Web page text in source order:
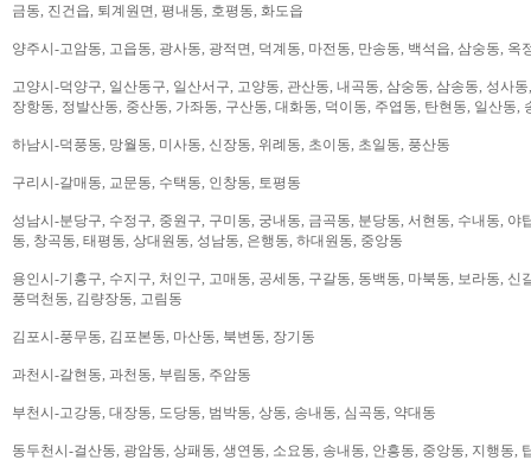
금동, 진건읍, 퇴계원면, 평내동, 호평동, 화도읍
양주시-고암동, 고읍동, 광사동, 광적면, 덕계동, 마전동, 만송동, 백석읍, 삼숭동, 옥
고양시-덕양구, 일산동구, 일산서구, 고양동, 관산동, 내곡동, 삼숭동, 삼송동, 성사
장항동, 정발산동, 중산동, 가좌동, 구산동, 대화동, 덕이동, 주엽동, 탄현동, 일산동,
하남시-덕풍동, 망월동, 미사동, 신장동, 위례동, 초이동, 초일동, 풍산동
구리시-갈매동, 교문동, 수택동, 인창동, 토평동
성남시-분당구, 수정구, 중원구, 구미동, 궁내동, 금곡동, 분당동, 서현동, 수내동,
동, 창곡동, 태평동, 상대원동, 성남동, 은행동, 하대원동, 중앙동
용인시-기흥구, 수지구, 처인구, 고매동, 공세동, 구갈동, 동백동, 마북동, 보라동,
풍덕천동, 김량장동, 고림동
김포시-풍무동, 김포본동, 마산동, 북변동, 장기동
과천시-갈현동, 과천동, 부림동, 주암동
부천시-고강동, 대장동, 도당동, 범박동, 상동, 송내동, 심곡동, 약대동
동두천시-걸산동, 광암동, 상패동, 생연동, 소요동, 송내동, 안흥동, 중앙동, 지행동,